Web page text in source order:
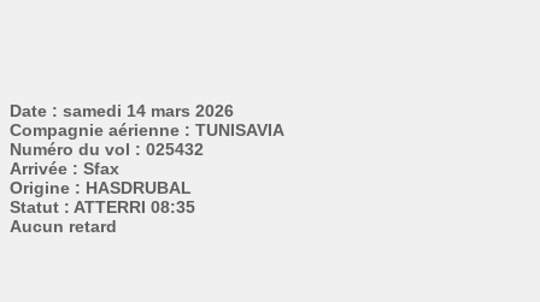
Date : samedi 14 mars 2026
Compagnie aérienne : TUNISAVIA
Numéro du vol : 025432
Arrivée : Sfax
Origine : HASDRUBAL
Statut : ATTERRI 08:35
Aucun retard